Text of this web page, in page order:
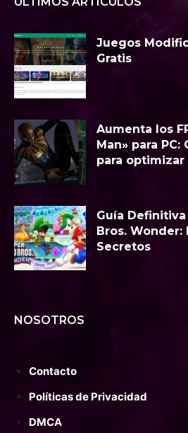
Juegos
Gratis
Aumenta los
Man» para
para
Guía
Bros. Wonder:
Secretos
NOSOTROS
Contacto
Políticas de Privacidad
DMCA